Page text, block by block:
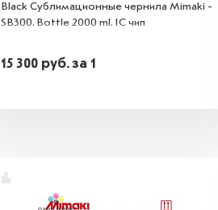
Black Сублимационные чернила Mimaki -
SB300. Bottle 2000 ml. IC чип
15 300 руб.за 1